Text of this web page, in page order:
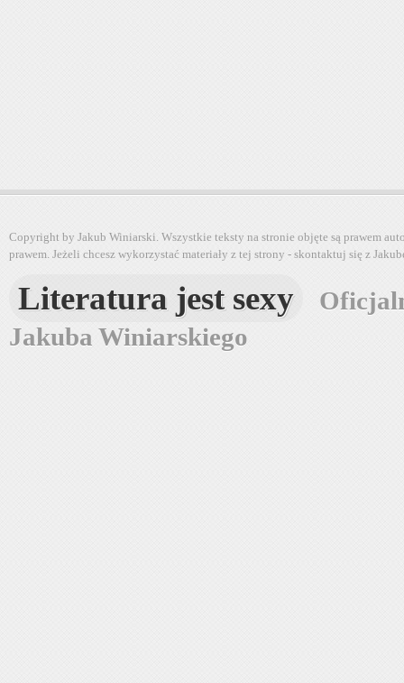
Copyright by Jakub Winiarski. Wszystkie teksty na stronie objęte są prawem
prawem. Jeżeli chcesz wykorzystać materiały z tej strony - skontaktuj się z
Literatura jest sexy
Jakuba Winiarskiego